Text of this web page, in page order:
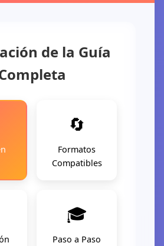
de la Guía
🔄
Formatos
Compatibles
🎓
Paso a Paso